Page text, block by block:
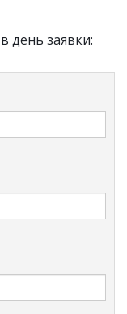
день заявки: